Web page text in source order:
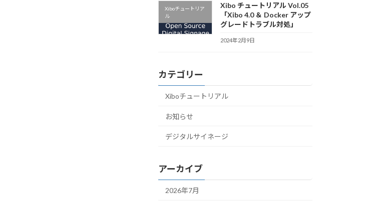
Xiboチュートリア
ル
Xibo チュートリアル Vol.05
「Xibo 4.0 ＆ Docker アップ
グレードトラブル対処」
2024年2月9日
カテゴリー
Xiboチュートリアル
お知らせ
デジタルサイネージ
アーカイブ
2026年7月